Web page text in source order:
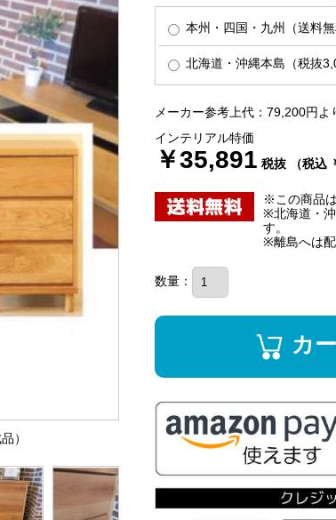
）
本州・四国・九州（送料無
北海道・沖縄本島（税抜
メーカー参考上代：79,200円よ
インテリアル特価
￥35,891 税抜 （税込
※この商品
※北海道・
す。
※離島へは配
数量：
カ